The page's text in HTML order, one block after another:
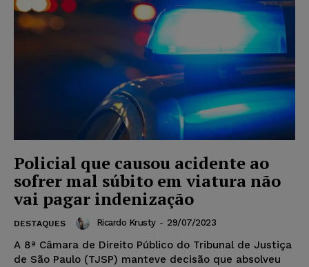
Policial que causou acidente ao
sofrer mal súbito em viatura não
vai pagar indenização
DESTAQUES Ricardo Krusty - 29/07/2023
A 8ª Câmara de Direito Público do Tribunal de Justiça
de São Paulo (TJSP) manteve decisão que absolveu